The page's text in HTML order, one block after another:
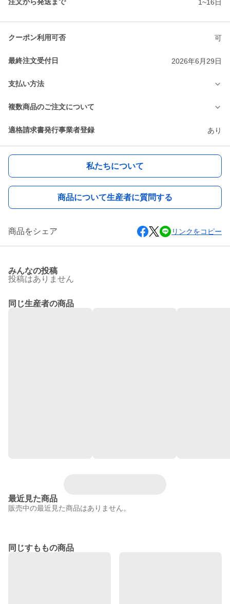
1~16日
クーポン利用可否 可
最終注文受付日 2026年6月29日
支払い方法
複数商品のご注文について
適格請求書発行事業者登録 あり
私たちについて
商品について生産者に質問する
商品をシェア リンクをコピー
みんなの投稿
投稿はありません
同じ生産者の商品
最近見た商品
販売中の最近見た商品はありません。
同じすももの商品